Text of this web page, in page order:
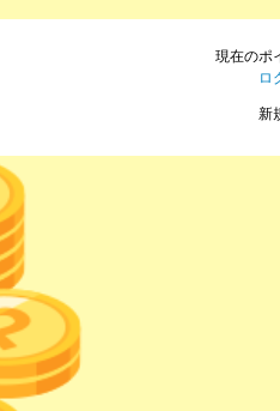
現在のポ
ロ
新